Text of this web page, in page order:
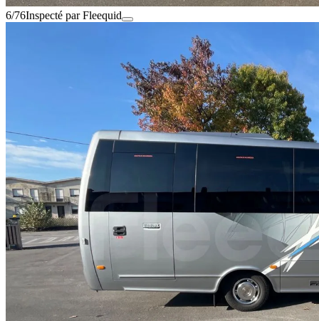
6/76Inspecté par Fleequid